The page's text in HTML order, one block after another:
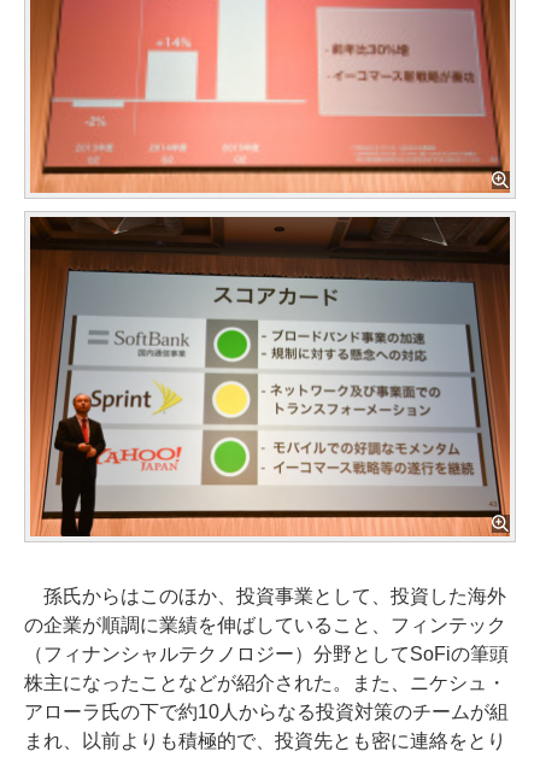
孫氏からはこのほか、投資事業として、投資した海外
の企業が順調に業績を伸ばしていること、フィンテック
（フィナンシャルテクノロジー）分野としてSoFiの筆頭
株主になったことなどが紹介された。また、ニケシュ・
アローラ氏の下で約10人からなる投資対策のチームが組
まれ、以前よりも積極的で、投資先とも密に連絡をとり